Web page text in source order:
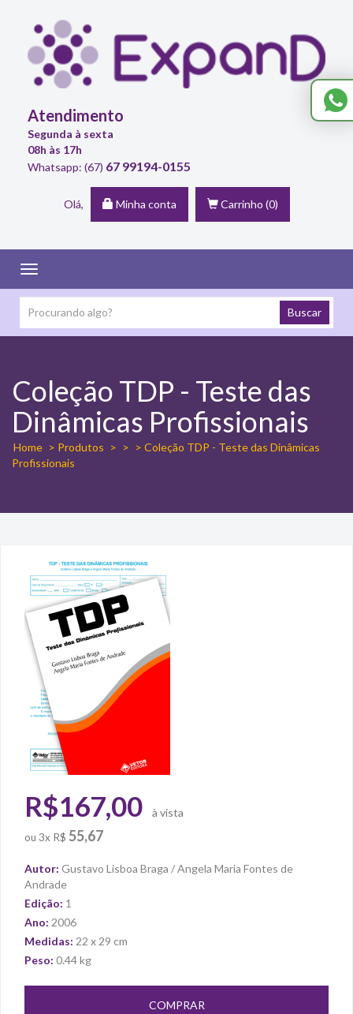
Atendimento
Segunda à sexta
08h às 17h
Whatsapp: (67) 67 99194-0155
Olá, Minha conta Carrinho (0)
Toggle
navigation
Buscar
Coleção TDP - Teste das
Dinâmicas Profissionais
Home > Produtos > > > Coleção TDP - Teste das Dinâmicas
Profissionais
R$167,00 à vista
ou 3x R$ 55,67
Autor: Gustavo Lisboa Braga / Angela Maria Fontes de
Andrade
Edição: 1
Ano: 2006
Medidas: 22 x 29 cm
Peso: 0.44 kg